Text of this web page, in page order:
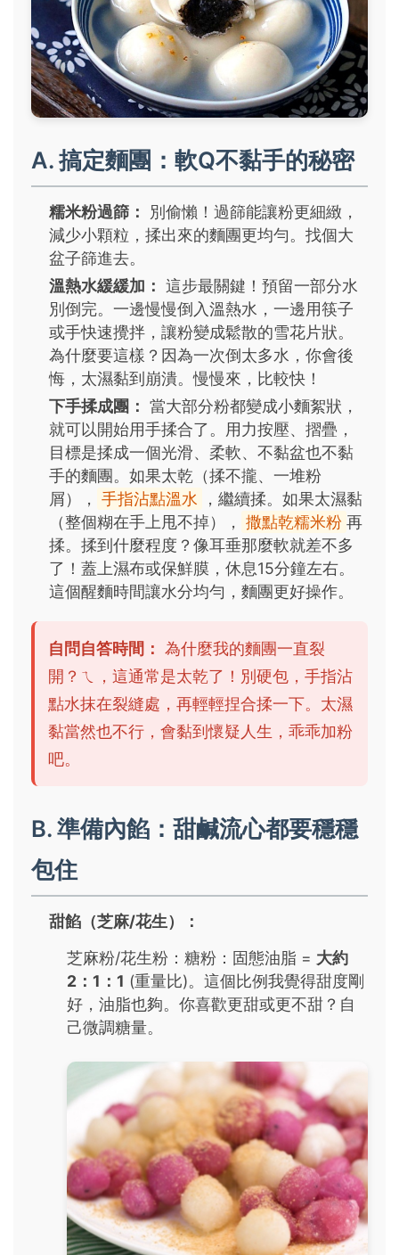
A. 搞定麵團：軟Q不黏手的秘密
糯米粉過篩：
別偷懶！過篩能讓粉更細緻，
減少小顆粒，揉出來的麵團更均勻。找個大
盆子篩進去。
溫熱水緩緩加： 這步最關鍵！預留一部分水
別倒完。一邊慢慢倒入溫熱水，一邊用筷子
或手快速攪拌，讓粉變成鬆散的雪花片狀。
為什麼要這樣？因為一次倒太多水，你會後
悔，太濕黏到崩潰。慢慢來，比較快！
下手揉成團： 當大部分粉都變成小麵絮狀，
就可以開始用手揉合了。用力按壓、摺疊，
目標是揉成一個光滑、柔軟、不黏盆也不黏
手的麵團。如果太乾（揉不攏、一堆粉
屑），
手指沾點溫水
，繼續揉。如果太濕黏
（整個糊在手上甩不掉），
撒點乾糯米粉 再
揉。揉到什麼程度？像耳垂那麼軟就差不多
了！蓋上濕布或保鮮膜，休息15分鐘左右。
這個醒麵時間讓水分均勻，麵團更好操作。
自問自答時間： 為什麼我的麵團一直裂
開？ㄟ，這通常是太乾了！別硬包，手指沾
點水抹在裂縫處，再輕輕捏合揉一下。太濕
黏當然也不行，會黏到懷疑人生，乖乖加粉
吧。
B. 準備內餡：甜鹹流心都要穩穩
包住
甜餡（芝麻/花生）：
芝麻粉/花生粉：糖粉：固態油脂 = 大約
2：1：1 (重量比)。這個比例我覺得甜度剛
好，油脂也夠。你喜歡更甜或更不甜？自
己微調糖量。